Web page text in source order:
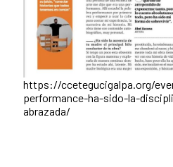
https://ccetegucigalpa.org/
performance-ha-sido-la-
abrazada/